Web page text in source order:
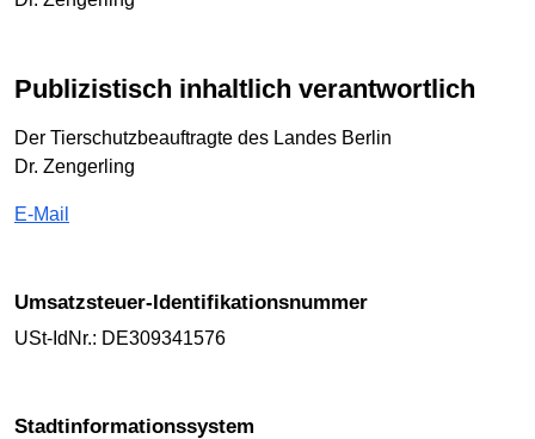
Publizistisch inhaltlich verantwortlich
Der Tierschutzbeauftragte des Landes Berlin
Dr. Zengerling
E-Mail
Umsatzsteuer-Identifikationsnummer
USt-IdNr.: DE309341576
Stadtinformationssystem